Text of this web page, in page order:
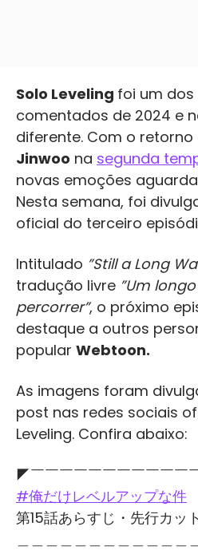
Solo Leveling foi um
comentados de 2024 e
diferente. Com o
Jinwoo na segunda
novas emoções
Nesta semana, foi
oficial do terceiro
Intitulado ”Still a Long
tradução livre ”Um
percorrer”, o próximo
destaque a outros
popular Webtoon.
As imagens foram
post nas redes sociais
Leveling. Confira abaixo:
◤￣￣￣￣￣￣￣￣￣￣￣
#俺だけレベルアップな件
第15話あらすじ・先行カット
＿＿＿＿＿＿＿＿＿＿＿